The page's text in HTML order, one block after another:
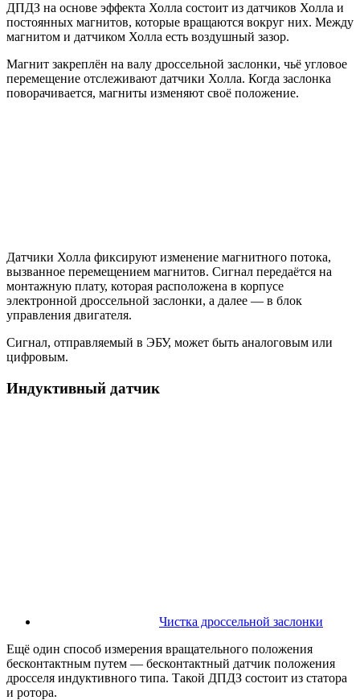
ДПДЗ на основе эффекта Холла состоит из датчиков Холла и
постоянных магнитов, которые вращаются вокруг них. Между
магнитом и датчиком Холла есть воздушный зазор.
Магнит закреплён на валу дроссельной заслонки, чьё угловое
перемещение отслеживают датчики Холла. Когда заслонка
поворачивается, магниты изменяют своё положение.
Датчики Холла фиксируют изменение магнитного потока,
вызванное перемещением магнитов. Сигнал передаётся на
монтажную плату, которая расположена в корпусе
электронной дроссельной заслонки, а далее — в блок
управления двигателя.
Сигнал, отправляемый в ЭБУ, может быть аналоговым или
цифровым.
Индуктивный датчик
Чистка дроссельной заслонки
Ещё один способ измерения вращательного положения
бесконтактным путем — бесконтактный датчик положения
дросселя индуктивного типа. Такой ДПДЗ состоит из статора
и ротора.